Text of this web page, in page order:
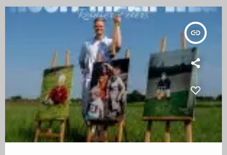
insert_link